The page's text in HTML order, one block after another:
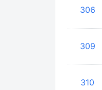
306
309
310